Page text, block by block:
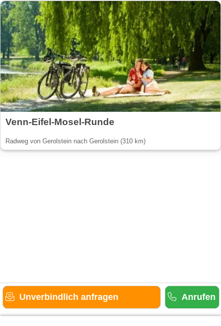
Venn-Eifel-Mosel-Runde
Radweg von Gerolstein nach Gerolstein (310 km)
Unverbindlich anfragen Anrufen